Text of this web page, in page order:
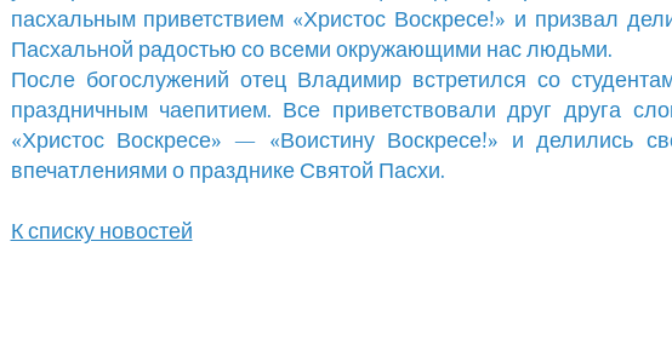
пасхальным приветствием «Христос Воскресе!» и призвал
Пасхальной радостью со всеми окружающими нас людьми.
После богослужений отец Владимир встретился со
праздничным чаепитием. Все приветствовали друг друга
«Христос Воскресе» — «Воистину Воскресе!» и делились
впечатлениями о празднике Святой Пасхи.
К списку новостей